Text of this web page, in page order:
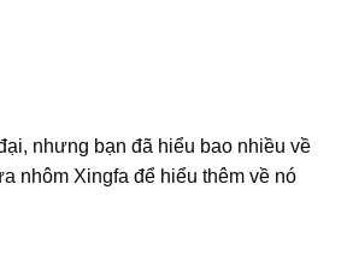
nhưng bạn đã hiểu bao nhiều về
nhôm Xingfa để hiểu thêm về nó